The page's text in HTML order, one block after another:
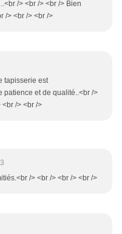
/> <br /> <br /> Bien
/> <br /> <br />
tapisserie est
patience et de qualité..<br />
/> <br />
/> <br /> <br /> <br />